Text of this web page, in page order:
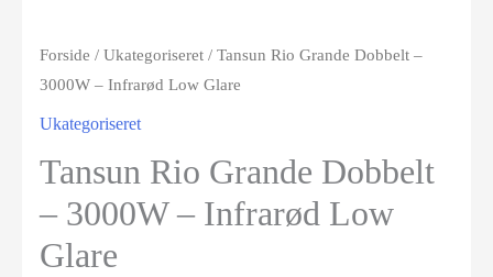
Forside / Ukategoriseret / Tansun Rio Grande Dobbelt –
3000W – Infrarød Low Glare
Ukategoriseret
Tansun Rio Grande Dobbelt
– 3000W – Infrarød Low
Glare